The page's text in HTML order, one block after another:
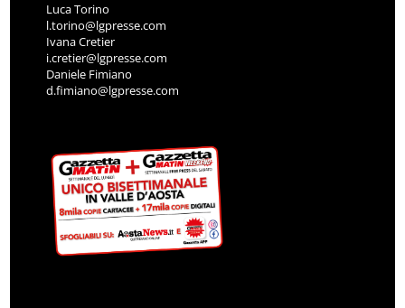
Luca Torino
l.torino@lgpresse.com
Ivana Cretier
i.cretier@lgpresse.com
Daniele Fimiano
d.fimiano@lgpresse.com